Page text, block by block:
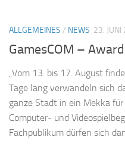
ALLGEMEINES / NEWS 23. JUNI
GamesCOM – Award
„Vom 13. bis 17. August
Tage lang verwandeln sich
ganze Stadt in ein Mekka
Computer- und
Fachpublikum dürfen sich